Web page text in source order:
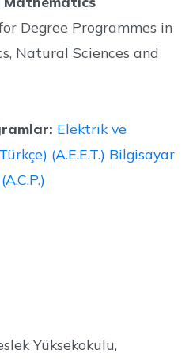
Degree Programmes in
Natural Sciences and
Elektrik ve
(A.E.E.T.) Bilgisayar
Yüksekokulu,